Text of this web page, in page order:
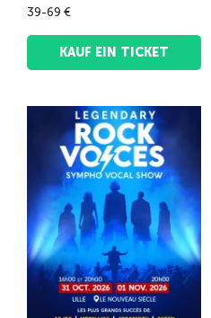
39-69 €
KAUF EIN TICKET